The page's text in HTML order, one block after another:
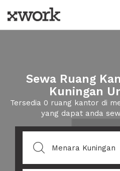
Sewa Ruang
Kuningan
Tersedia 0 ruang kantor di
yang dapat anda